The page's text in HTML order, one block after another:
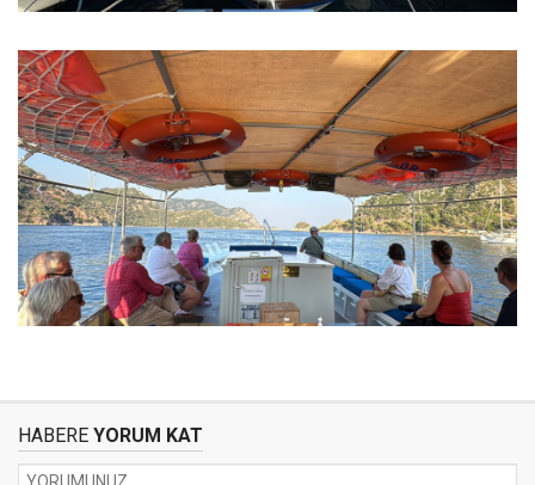
HABERE YORUM KAT